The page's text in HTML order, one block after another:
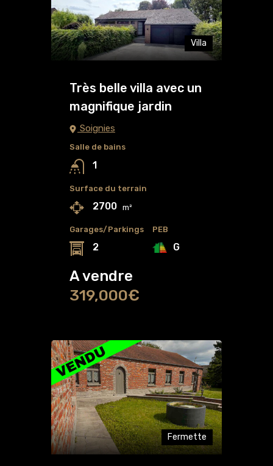
Villa
Très belle villa avec un
magnifique jardin
Soignies
Salle de bains
1
Surface du terrain
2700 m²
Garages/Parkings
2
PEB
G
A vendre
319,000€
Fermette